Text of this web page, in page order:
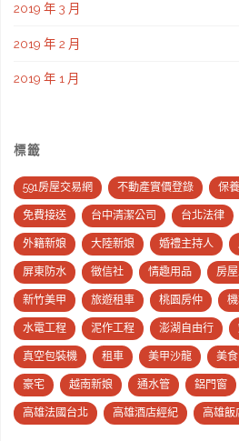
2019 年 3 月
2019 年 2 月
2019 年 1 月
標籤
591房屋交易網 不動產實價登錄 保
免費接送 台中清潔公司 台北法律
外籍新娘 大陸新娘 婚禮主持人
屏東防水 徵信社 情趣用品 房
新竹美甲 旅遊租車 桃園房仲
水電工程 泥作工程 澎湖自由行
真空包裝機 租車 美甲沙龍 美食
豪宅 越南新娘 通水管 鋁門窗
高雄法國台北 高雄酒店經紀 高雄飯